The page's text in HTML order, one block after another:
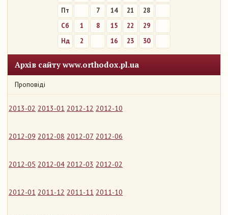
Пт
7 14 21
28
Сб
1 8 15 22
29
Нд
2 16 23 30
Архів сайту www.orthodox.pl.ua
Проповіді
2013-02 2013-01 2012-12 2012-10
2012-09 2012-08 2012-07 2012-06
2012-05 2012-04 2012-03 2012-02
2012-01 2011-12 2011-11 2011-10